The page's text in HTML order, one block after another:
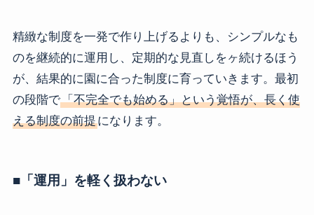
精緻な制度を一発で作り上げるよりも、シンプルなも
のを継続的に運用し、定期的な見直しをヶ続けるほう
が、結果的に園に合った制度に育っていきます。最初
の段階で「不完全でも始める」という覚悟が、長く使
える制度の前提になります。
■「運用」を軽く扱わない